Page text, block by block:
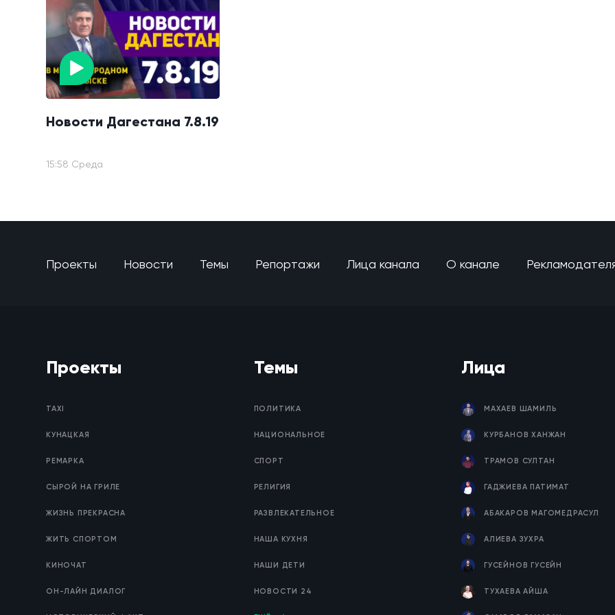
Новости Дагестана 7.8.19
15:58 Среда
Проекты Новости Темы Репортажи Лица канала О канале
Проекты
TAXI
КУНАЦКАЯ
РЕМАРКА
СЫРОЙ НА ГРИЛЕ
ЖИЗНЬ ПРЕКРАСНА
ЖИТЬ СПОРТОМ
КИНОЧАТ
ОН-ЛАЙН ДИАЛОГ
Темы
ПОЛИТИКА
НАЦИОНАЛЬНОЕ
СПОРТ
РЕЛИГИЯ
РАЗВЛЕКАТЕЛЬНОЕ
НАША КУХНЯ
НАШИ ДЕТИ
НОВОСТИ 24
Лица
МАХАЕВ ШАМИЛЬ
КУРБАНОВ ХАНЖАН
ТРАМОВ СУЛТАН
ГАДЖИЕВА ПАТИМАТ
АБАКАРОВ МАГОМЕДРАСУЛ
АЛИЕВА ЗУХРА
ГУСЕЙНОВ ГУСЕЙН
ТУХАЕВА АЙША